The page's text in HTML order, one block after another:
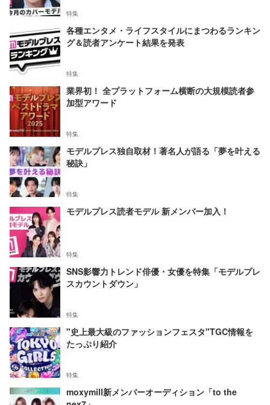
特集
各種エンタメ・ライフスタイルにまつわるランキン
グ＆読者アンケート結果を発表
特集
業界初！ 全プラットフォーム横断の大規模読者参
加型アワード
特集
モデルプレス独自取材！著名人が語る「夢を叶える
秘訣」
特集
モデルプレス読者モデル 新メンバー加入！
特集
SNS影響力トレンド俳優・女優を特集「モデルプレ
スカウントダウン」
特集
"史上最大級のファッションフェスタ"TGC情報を
たっぷり紹介
特集
moxymill新メンバーオーディション「to the